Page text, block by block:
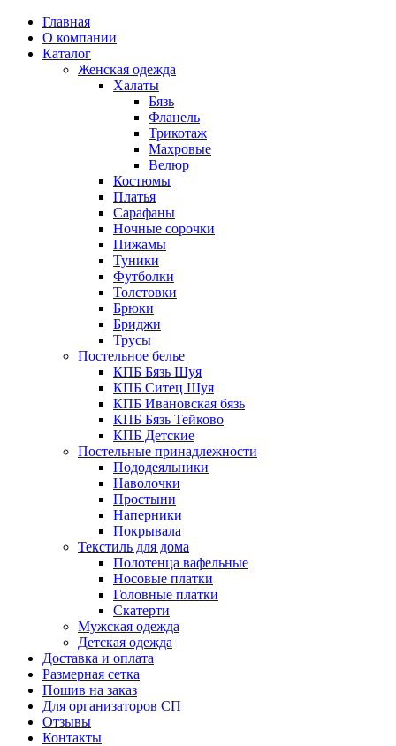
Главная
О компании
Каталог
Женская одежда
Халаты
Бязь
Фланель
Трикотаж
Махровые
Велюр
Костюмы
Платья
Сарафаны
Ночные сорочки
Пижамы
Туники
Футболки
Толстовки
Брюки
Бриджи
Трусы
Постельное белье
КПБ Бязь Шуя
КПБ Ситец Шуя
КПБ Ивановская бязь
КПБ Бязь Тейково
КПБ Детские
Постельные принадлежности
Пододеяльники
Наволочки
Простыни
Наперники
Покрывала
Текстиль для дома
Полотенца вафельные
Носовые платки
Головные платки
Скатерти
Мужская одежда
Детская одежда
Доставка и оплата
Размерная сетка
Пошив на заказ
Для организаторов СП
Отзывы
Контакты